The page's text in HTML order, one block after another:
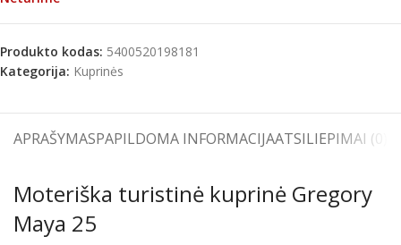
Produkto kodas: 5400520198181
Kategorija: Kuprinės
APRAŠYMASPAPILDOMA INFORMACIJAATSILIEPIMAI (0)
Moteriška turistinė kuprinė Gregory
Maya 25